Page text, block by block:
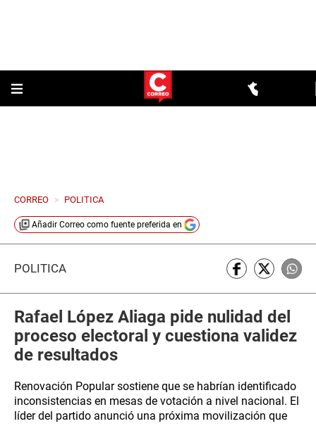
CORREO > POLITICA
Añadir Correo como fuente preferida en
POLÍTICA
Rafael López Aliaga pide nulidad del
proceso electoral y cuestiona validez
de resultados
Renovación Popular sostiene que se habrían identificado
inconsistencias en mesas de votación a nivel nacional. El
líder del partido anunció una próxima movilización que